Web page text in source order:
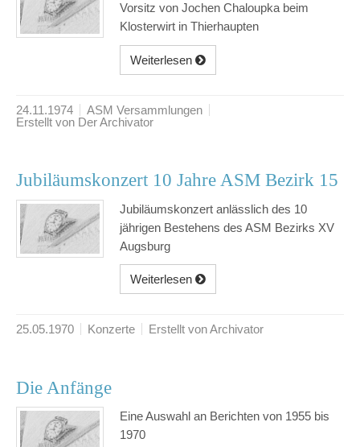
Vorsitz von Jochen Chaloupka beim
Klosterwirt in Thierhaupten
Weiterlesen
24.11.1974
ASM Versammlungen
Erstellt von Der Archivator
Jubiläumskonzert 10 Jahre ASM Bezirk 15
Jubiläumskonzert anlässlich des 10
jährigen Bestehens des ASM Bezirks XV
Augsburg
Weiterlesen
25.05.1970 Konzerte Erstellt von Archivator
Die Anfänge
Eine Auswahl an Berichten von 1955 bis
1970